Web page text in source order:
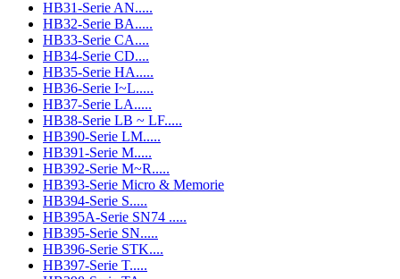
HB31-Serie AN.....
HB32-Serie BA.....
HB33-Serie CA....
HB34-Serie CD....
HB35-Serie HA.....
HB36-Serie I~L.....
HB37-Serie LA.....
HB38-Serie LB ~ LF.....
HB390-Serie LM.....
HB391-Serie M.....
HB392-Serie M~R.....
HB393-Serie Micro & Memorie
HB394-Serie S.....
HB395A-Serie SN74 .....
HB395-Serie SN.....
HB396-Serie STK....
HB397-Serie T.....